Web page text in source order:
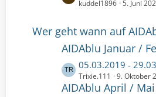
r
e
i
t
r
ä
g
e
e
t
e
B
e
i
kuddel1896 5. Juni
Wer geht wann auf
AIDAblu Januar /
L
e
t
05.03.2019 -
Trixie.111 9. Oktober
AIDAblu April /